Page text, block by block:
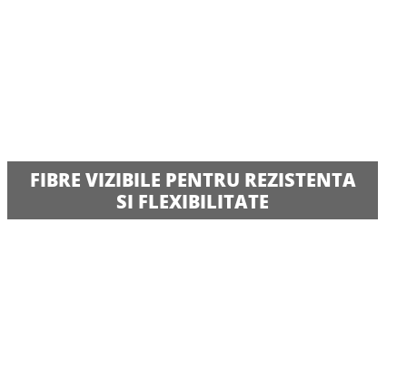
FIBRE VIZIBILE PENTRU REZISTENTA
SI FLEXIBILITATE